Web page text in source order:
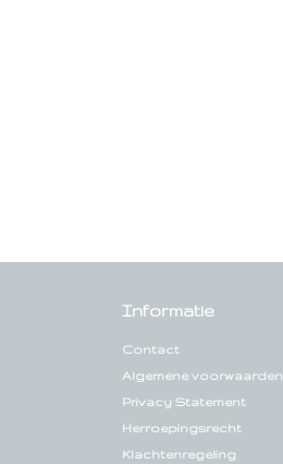
Informatie
Contact
Algemene voorwaarden
Privacy Statement
Herroepingsrecht
Klachtenregeling